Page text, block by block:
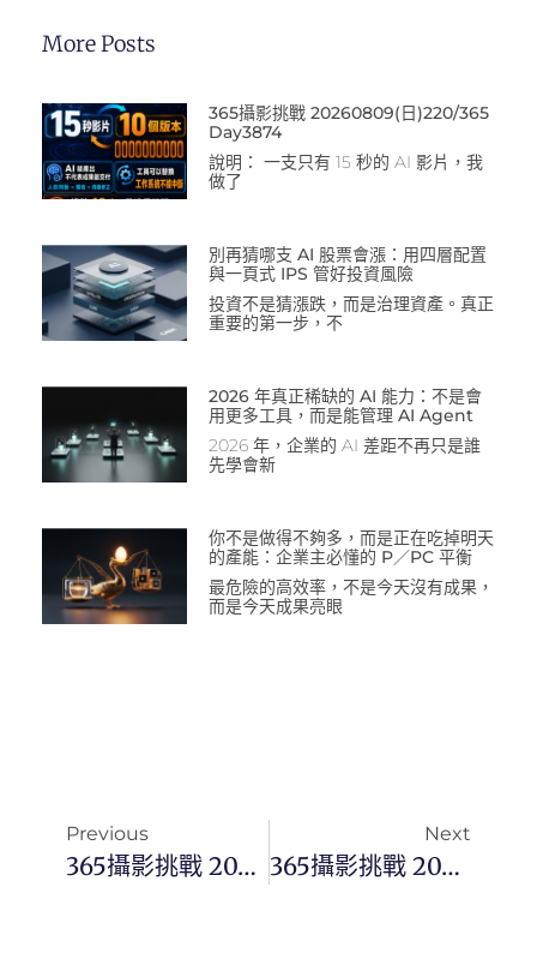
More Posts
365攝影挑戰 20260809(日)220/365
Day3874
說明： 一支只有 15 秒的 AI 影片，我
做了
別再猜哪支 AI 股票會漲：用四層配置
與一頁式 IPS 管好投資風險
投資不是猜漲跌，而是治理資產。真正
重要的第一步，不
2026 年真正稀缺的 AI 能力：不是會
用更多工具，而是能管理 AI Agent
2026 年，企業的 AI 差距不再只是誰
先學會新
你不是做得不夠多，而是正在吃掉明天
的產能：企業主必懂的 P／PC 平衡
最危險的高效率，不是今天沒有成果，
而是今天成果亮眼
Previous
365攝影挑戰 20260326(四)085/365 Day3738
Next
365攝影挑戰 20260327(五)086/365 Day3739